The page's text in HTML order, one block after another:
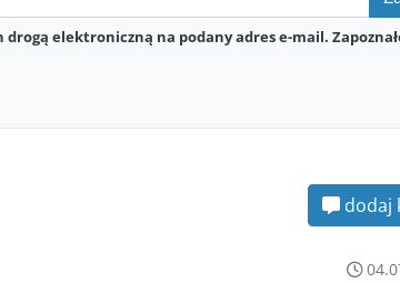
elektroniczną na podany adres e-mail.
dodaj